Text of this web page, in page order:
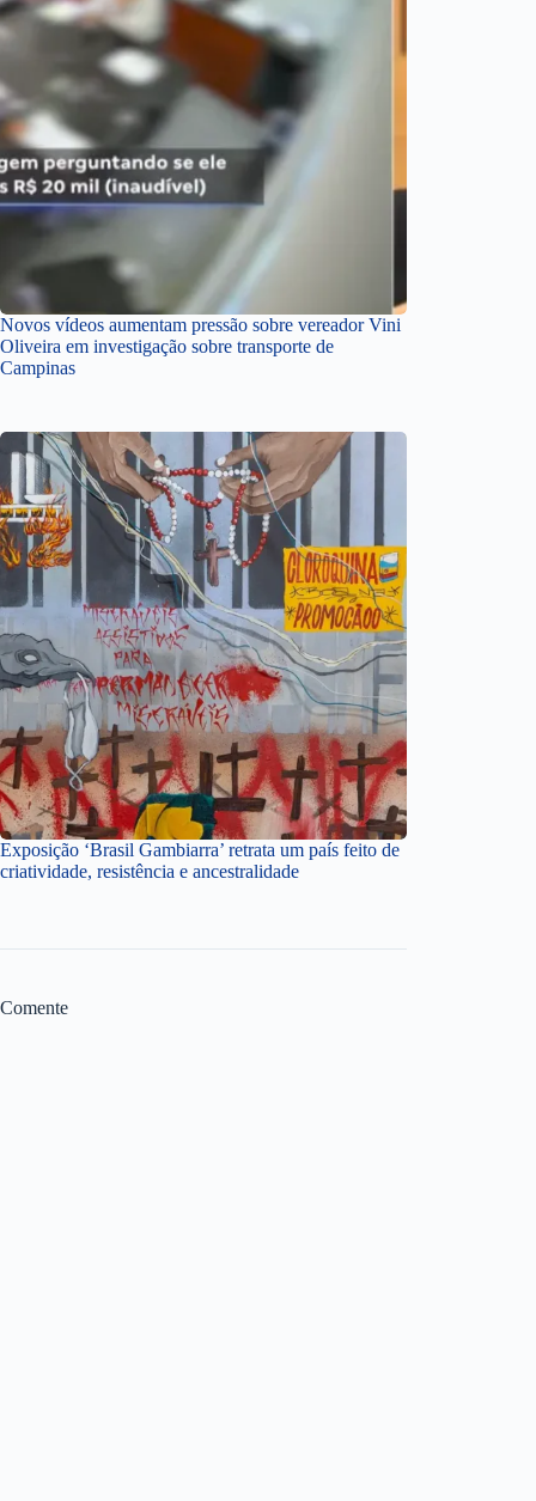
Novos vídeos aumentam pressão sobre vereador Vini
Oliveira em investigação sobre transporte de
Campinas
Exposição ‘Brasil Gambiarra’ retrata um país feito de
criatividade, resistência e ancestralidade
Comente